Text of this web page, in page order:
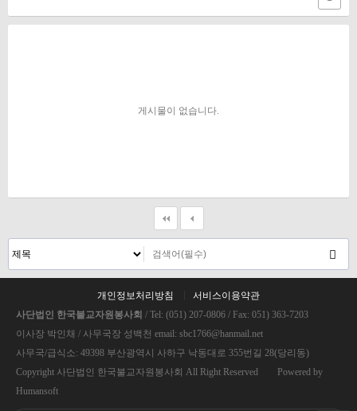
게시물이 없습니다.
개인정보처리방침
서비스이용약관
사단법인 한국불교자원봉사회 / Tel: (051) 207-0806 / Fax: 051) 363-7203
이사장 박인채 / 사무국장 성백천 email: sbc1766@hanmail.net
사무국/급식소: 49398 부산광역시 사하구 낙동대로 355번길 28(당리동)
Copyright 사단법인 한국불교자원봉사회 All Right Reserved Powered by
Humansoft